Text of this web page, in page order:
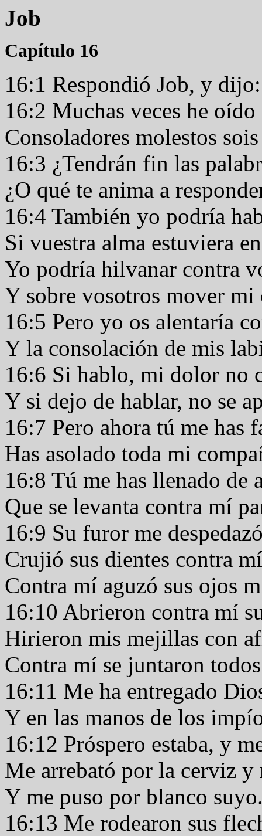
Job
Capítulo 16
16:1 Respondió Job, y
16:2 Muchas veces he
Consoladores molestos
16:3 ¿Tendrán fin las
¿O qué te anima a
16:4 También yo podría
Si vuestra alma estuviera
Yo podría hilvanar contra
Y sobre vosotros mover mi
16:5 Pero yo os alentaría
Y la consolación de mis
16:6 Si hablo, mi dolor no
Y si dejo de hablar, no se
16:7 Pero ahora tú me has
Has asolado toda mi
16:8 Tú me has llenado
Que se levanta contra mí
16:9 Su furor me
Crujió sus dientes contra
Contra mí aguzó sus ojos
16:10 Abrieron contra mí
Hirieron mis mejillas con
Contra mí se juntaron
16:11 Me ha entregado
Y en las manos de los
16:12 Próspero estaba, y
Me arrebató por la cerviz y
Y me puso por blanco
16:13 Me rodearon sus